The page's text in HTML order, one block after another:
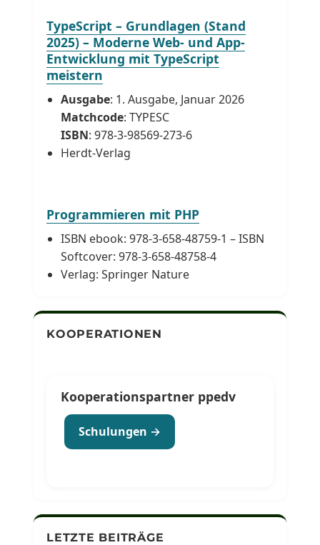
TypeScript – Grundlagen (Stand
2025) – Moderne Web- und App-
Entwicklung mit TypeScript
meistern
Ausgabe: 1. Ausgabe, Januar 2026
Matchcode: TYPESC
ISBN: 978-3-98569-273-6
Herdt-Verlag
Programmieren mit PHP
ISBN ebook: 978-3-658-48759-1 – ISBN
Softcover: 978-3-658-48758-4
Verlag: Springer Nature
KOOPERATIONEN
Kooperationspartner ppedv
Schulungen →
LETZTE BEITRÄGE